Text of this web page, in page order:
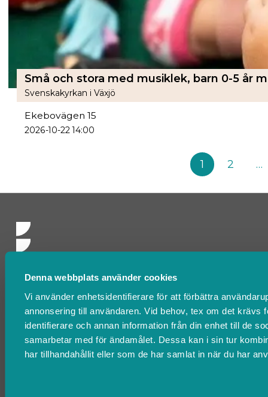
Denna webbplats använder cookies
Vi använder enhetsidentifierare för att förbättra
annonsering till användaren. Vid behov, tex om det krävs
identifierare och annan information från din enhet till de
samarbetar med för ändamålet. Dessa kan i sin tur
har tillhandahållit eller som de har samlat in när du har
Svenskakyrkan i Växjö
Ekebovägen 15
2026-10-22 14:00
1 2 …
Kontakta oss
FAQ
Om oss
Villkor & policyer